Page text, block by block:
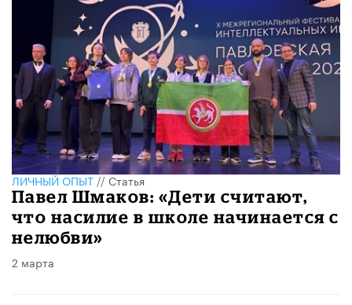
ЛИЧНЫЙ ОПЫТ//Статья
Павел Шмаков: «Дети считают,
что насилие в школе начинается с
нелюбви»
2 марта